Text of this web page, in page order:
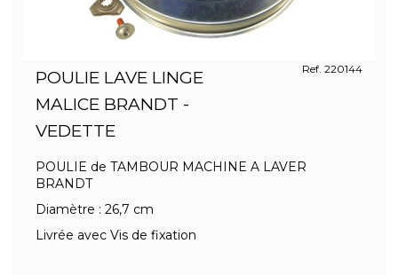
POULIE LAVE LINGE
MALICE BRANDT -
VEDETTE
Ref. 220144
POULIE de TAMBOUR MACHINE A LAVER
BRANDT
Diamètre : 26,7 cm
Livrée avec Vis de fixation